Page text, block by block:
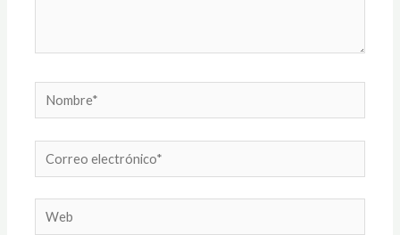
Nombre*
Correo
electrónico*
Web